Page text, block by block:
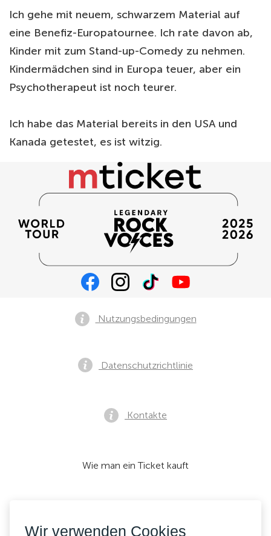
Ich gehe mit neuem, schwarzem Material auf
eine Benefiz-Europatournee. Ich rate davon ab,
Kinder mit zum Stand-up-Comedy zu nehmen.
Kindermädchen sind in Europa teuer, aber ein
Psychotherapeut ist noch teurer.
Ich habe das Material bereits in den USA und
Kanada getestet, es ist witzig.
Nutzungsbedingungen
Datenschutzrichtlinie
Kontakte
Wie man ein Ticket kauft
Wir verwenden Cookies